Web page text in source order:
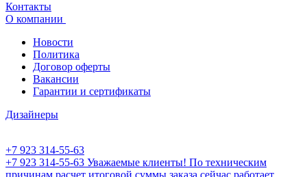
Контакты
О компании
Новости
Политика
Договор оферты
Вакансии
Гарантии и сертификаты
Дизайнеры
+7 923 314-55-63
+7 923 314-55-63 Уважаемые клиенты! По техническим
причинам расчет итоговой суммы заказа сейчас работает